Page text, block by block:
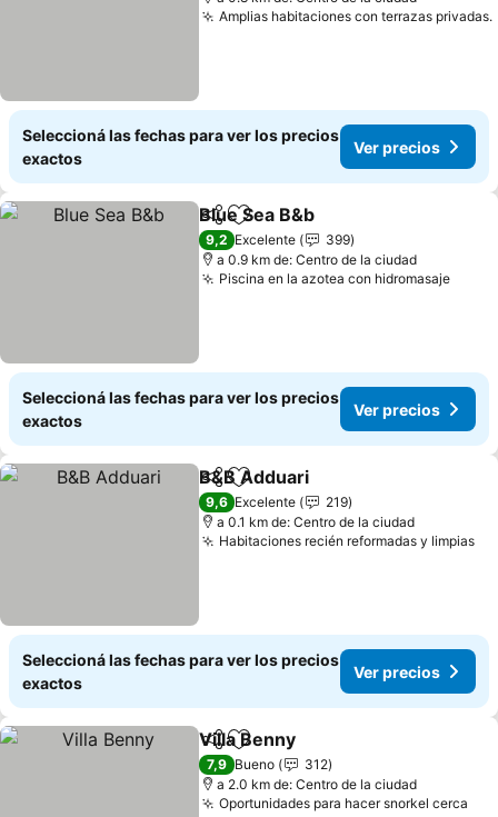
Amplias habitaciones con terrazas privadas.
Seleccioná las fechas para ver los precios
exactos
Ver precios
CompartirAñadir a favoritos
Blue Sea B&b
9,2 Excelente
399
a 0.9 km de: Centro de la ciudad
Piscina en la azotea con hidromasaje
Seleccioná las fechas para ver los precios
exactos
Ver precios
CompartirAñadir a favoritos
B&B Adduari
9,6 Excelente
219
a 0.1 km de: Centro de la ciudad
Habitaciones recién reformadas y limpias
Seleccioná las fechas para ver los precios
exactos
Ver precios
CompartirAñadir a favoritos
Villa Benny
7,9 Bueno
312
a 2.0 km de: Centro de la ciudad
Oportunidades para hacer snorkel cerca